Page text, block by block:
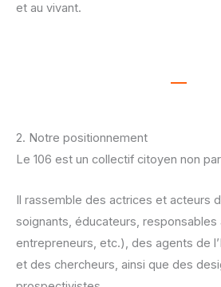
et au vivant.
2. Notre positionnement
Le 106 est un collectif citoyen non
Il rassemble des actrices et acteurs
soignants, éducateurs, responsables
entrepreneurs, etc.), des agents de
et des chercheurs, ainsi que des